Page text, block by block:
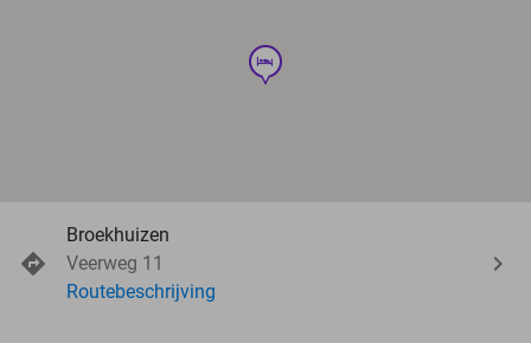
hotel
Broekhuizen
Veerweg 11
Routebeschrijving